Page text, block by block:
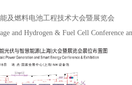
及燃料电池工程技术大会暨展览会
and Hydrogen & Fuel Cell Conference